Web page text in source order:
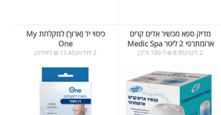
מדיק ספא מכשיר אדים קרים
ארומתרפי 2 ליטר Medic Spa
2 ליטר(8.95 ₪ ל-100 מ"ל)
כיסוי יד (ארוך) למקלחת My
One
2 יחידות(13.45 ₪ ליחידה)